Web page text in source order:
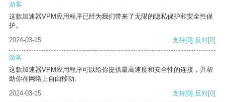
游客
这款加速器VPM应用程序已经为我们带来了无限的隐私保护和安全性保
护。
2024-03-15
支持[0] 反对[0]
游客
这款加速器VPM应用程序可以给你提供最高速度和安全性的连接，并帮
助你在网络上自由移动。
2024-03-15
支持[0] 反对[0]